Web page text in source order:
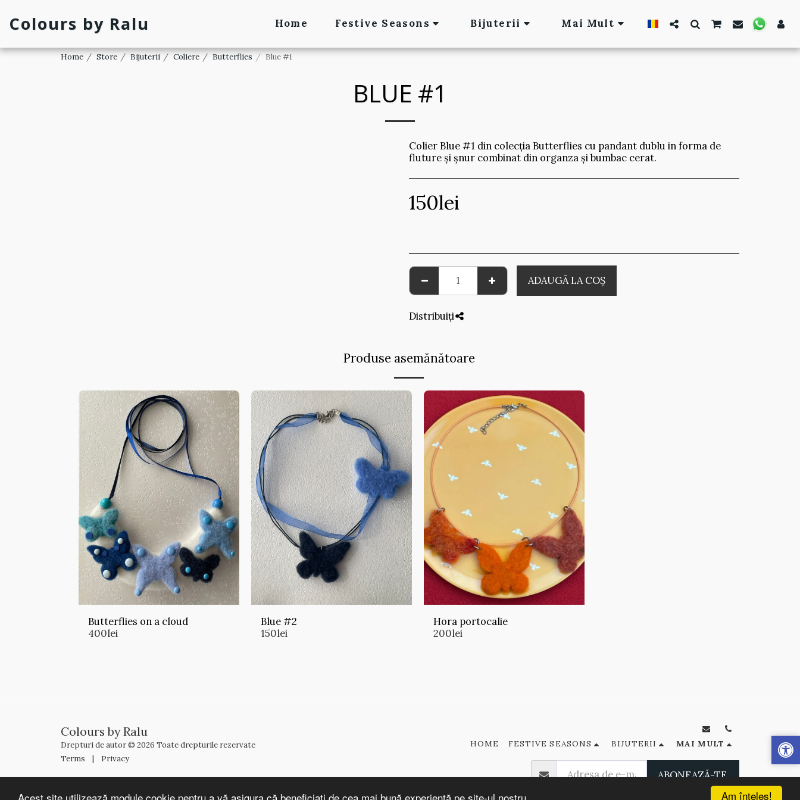
Am înţeles!
Acest site utilizează module cookie pentru a vă asigura că beneficiați de cea mai bună experiență pe site-ul nostru
Colours by Ralu Home Festive Seasons Bijuterii Mai Mult
Home Store Bijuterii Coliere Butterflies Blue #1
BLUE #1
Colier Blue #1 din colecția Butterflies cu pandant dublu in forma de
fluture și șnur combinat din organza și bumbac cerat.
150lei
ADAUGĂ LA COŞ
Distribuiți
Produse asemănătoare
Butterflies on a cloud
400lei
Blue #2
150lei
Hora portocalie
200lei
Colours by Ralu
Drepturi de autor © 2026 Toate drepturile rezervate
Terms | Privacy
HOME FESTIVE SEASONS BIJUTERII MAI MULT
ABONEAZĂ-TE